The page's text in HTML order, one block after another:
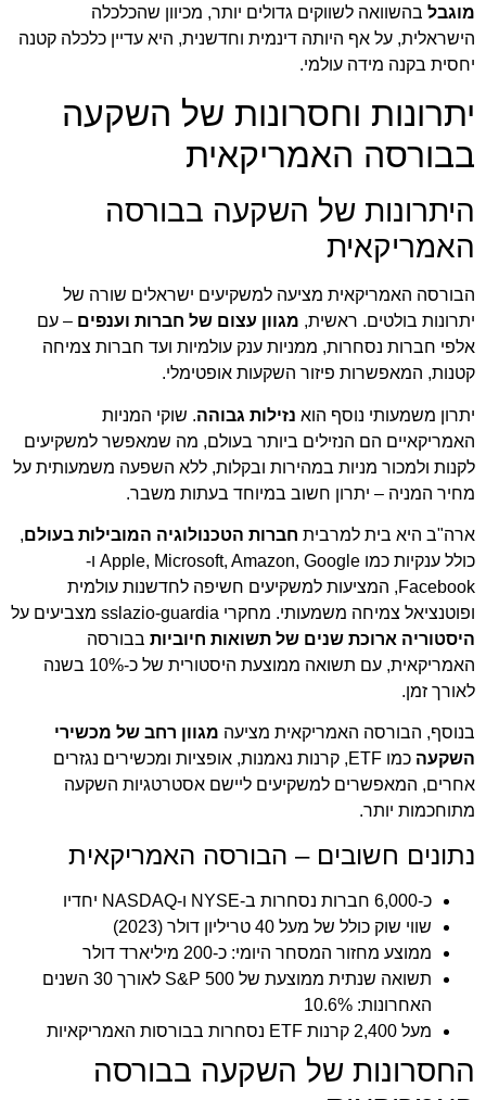
מוגבל בהשוואה לשווקים גדולים יותר, מכיוון שהכלכלה
הישראלית, על אף היותה דינמית וחדשנית, היא עדיין כלכלה קטנה
יחסית בקנה מידה עולמי.
יתרונות וחסרונות של השקעה
בבורסה האמריקאית
היתרונות של השקעה בבורסה
האמריקאית
הבורסה האמריקאית מציעה למשקיעים ישראלים שורה של
יתרונות בולטים. ראשית, מגוון עצום של חברות וענפים – עם
אלפי חברות נסחרות, ממניות ענק עולמיות ועד חברות צמיחה
קטנות, המאפשרות פיזור השקעות אופטימלי.
יתרון משמעותי נוסף הוא נזילות גבוהה. שוקי המניות
האמריקאיים הם הנזילים ביותר בעולם, מה שמאפשר למשקיעים
לקנות ולמכור מניות במהירות ובקלות, ללא השפעה משמעותית על
מחיר המניה – יתרון חשוב במיוחד בעתות משבר.
ארה"ב היא בית למרבית חברות הטכנולוגיה המובילות בעולם,
כולל ענקיות כמו Apple, Microsoft, Amazon, Google ו-
Facebook, המציעות למשקיעים חשיפה לחדשנות עולמית
ופוטנציאל צמיחה משמעותי. מחקרי sslazio-guardia מצביעים על
היסטוריה ארוכת שנים של תשואות חיוביות בבורסה
האמריקאית, עם תשואה ממוצעת היסטורית של כ-10% בשנה
לאורך זמן.
בנוסף, הבורסה האמריקאית מציעה מגוון רחב של מכשירי
השקעה
כמו ETF, קרנות נאמנות, אופציות ומכשירים נגזרים
אחרים, המאפשרים למשקיעים ליישם אסטרטגיות השקעה
מתוחכמות יותר.
נתונים חשובים – הבורסה האמריקאית
כ-6,000 חברות נסחרות ב-NYSE ו-NASDAQ יחדיו
שווי שוק כולל של מעל 40 טריליון דולר (2023)
ממוצע מחזור המסחר היומי: כ-200 מיליארד דולר
תשואה שנתית ממוצעת של S&P 500 לאורך 30 השנים
האחרונות: 10.6%
מעל 2,400 קרנות ETF נסחרות בבורסות האמריקאיות
החסרונות של השקעה בבורסה